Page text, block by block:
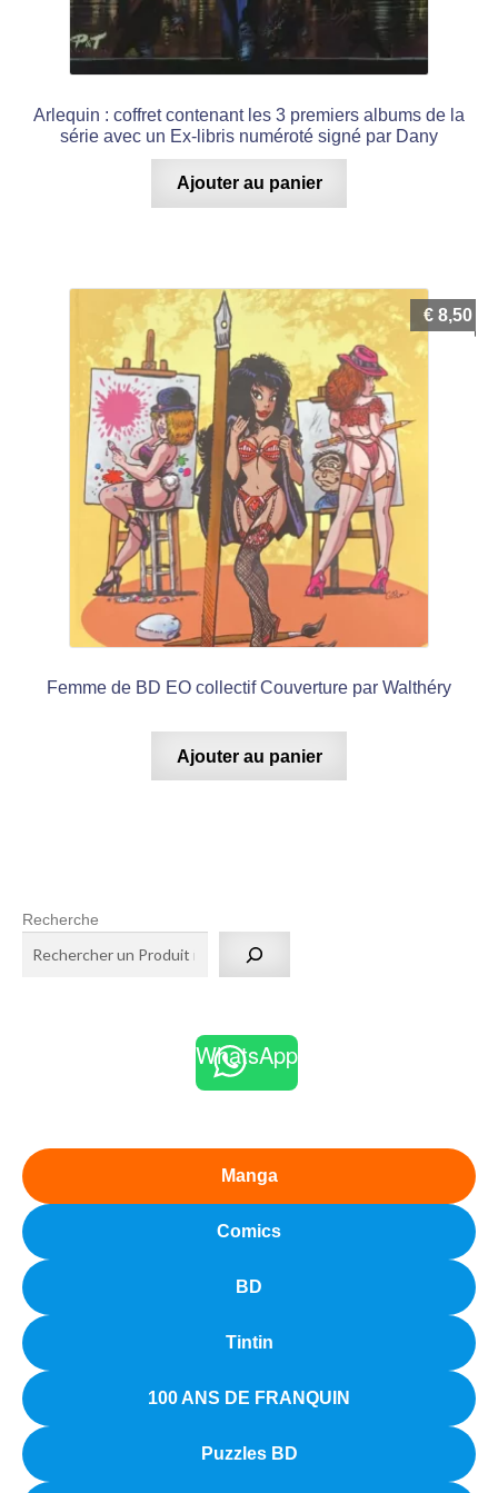
Arlequin : coffret contenant les 3 premiers albums de la
série avec un Ex-libris numéroté signé par Dany
Ajouter au panier
Femme de BD EO collectif Couverture par Walthéry
€ 8,50
Ajouter au panier
Recherche
WhatsApp
Manga
Comics
BD
Tintin
100 ANS DE FRANQUIN
Puzzles BD